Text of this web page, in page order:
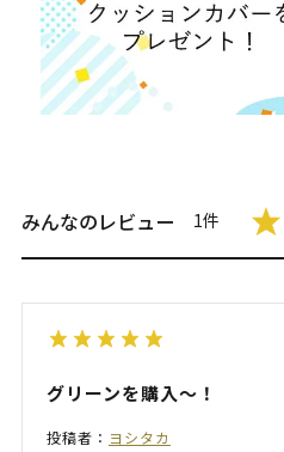
みんなのレビュー 1件
グリーンを購入〜！
投稿者： ヨシタカ